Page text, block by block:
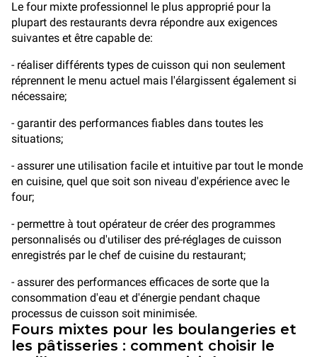
Le four mixte professionnel le plus approprié pour la
plupart des restaurants devra répondre aux exigences
suivantes et être capable de:
- réaliser différents types de cuisson qui non seulement
réprennent le menu actuel mais l'élargissent également si
nécessaire;
- garantir des performances fiables dans toutes les
situations;
- assurer une utilisation facile et intuitive par tout le monde
en cuisine, quel que soit son niveau d'expérience avec le
four;
- permettre à tout opérateur de créer des programmes
personnalisés ou d'utiliser des pré-réglages de cuisson
enregistrés par le chef de cuisine du restaurant;
- assurer des performances efficaces de sorte que la
consommation d'eau et d'énergie pendant chaque
processus de cuisson soit minimisée.
Fours mixtes pour les boulangeries et
les pâtisseries : comment choisir le